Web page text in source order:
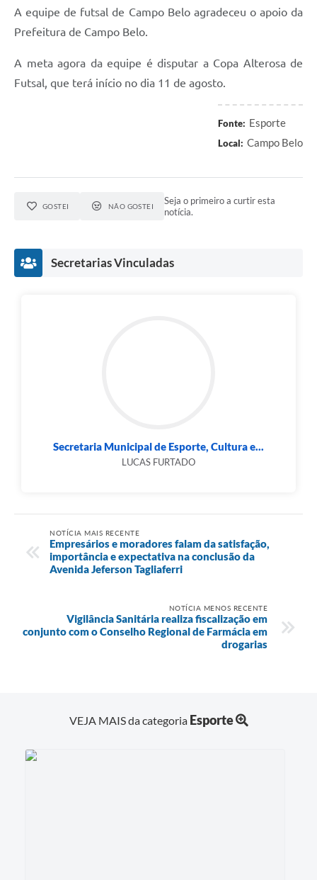
A equipe de futsal de Campo Belo agradeceu o apoio da
Prefeitura de Campo Belo.
A meta agora da equipe é disputar a Copa Alterosa de
Futsal, que terá início no dia 11 de agosto.
Fonte: Esporte
Local: Campo Belo
GOSTEI NÃO GOSTEI
Seja o primeiro a curtir esta
notícia.
Secretarias Vinculadas
Secretaria Municipal de Esporte, Cultura e...
LUCAS FURTADO
NOTÍCIA MAIS RECENTE
Empresários e moradores falam da satisfação,
importância e expectativa na conclusão da
Avenida Jeferson Tagliaferri
NOTÍCIA MENOS RECENTE
Vigilância Sanitária realiza fiscalização em
conjunto com o Conselho Regional de Farmácia em
drogarias
VEJA MAIS da categoria Esporte